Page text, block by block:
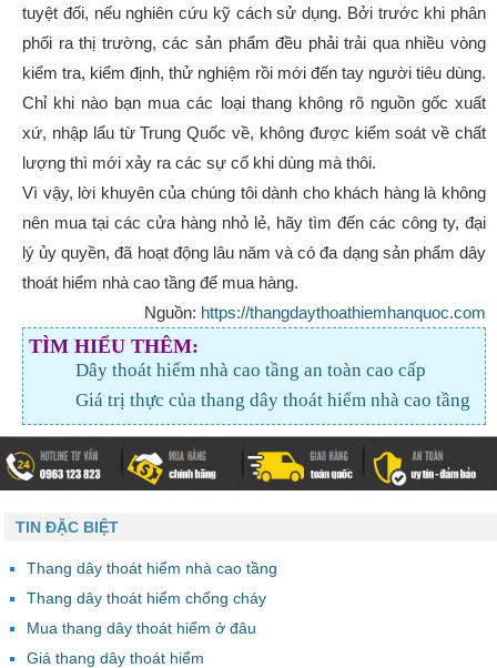
tuyệt đối, nếu nghiên cứu kỹ cách sử dụng. Bởi trước khi phân
phối ra thị trường, các sản phẩm đều phải trải qua nhiều vòng
kiểm tra, kiểm định, thử nghiệm rồi mới đến tay người tiêu dùng.
Chỉ khi nào bạn mua các loại thang không rõ nguồn gốc xuất
xứ, nhập lẩu từ Trung Quốc về, không được kiểm soát về chất
lượng thì mới xảy ra các sự cố khi dùng mà thôi.
Vì vậy, lời khuyên của chúng tôi dành cho khách hàng là không
nên mua tại các cửa hàng nhỏ lẻ, hãy tìm đến các công ty, đại
lý ủy quyền, đã hoạt động lâu năm và có đa dạng sản phẩm dây
thoát hiểm nhà cao tầng để mua hàng.
Nguồn: https://thangdaythoathiemhanquoc.com
TÌM HIỂU THÊM:
Dây thoát hiểm nhà cao tầng an toàn cao cấp
Giá trị thực của thang dây thoát hiểm nhà cao tầng
TIN ĐẶC BIỆT
Thang dây thoát hiểm nhà cao tầng
Thang dây thoát hiểm chống cháy
Mua thang dây thoát hiểm ở đâu
Giá thang dây thoát hiểm